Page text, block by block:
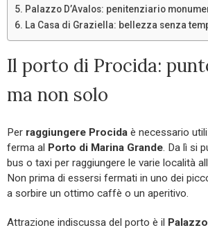
Palazzo D’Avalos: penitenziario
La Casa di Graziella: bellezza senza
Il porto di Procida:
ma non solo
Per raggiungere Procida è necessario
ferma al Porto di Marina Grande. Da lì si
bus o taxi per raggiungere le varie località
Non prima di essersi fermati in uno dei
a sorbire un ottimo caffè o un aperitivo.
Attrazione indiscussa del porto è il